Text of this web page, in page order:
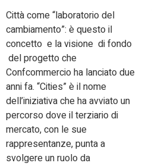
Città come “laboratorio del
cambiamento”: è questo il
concetto e la visione di fondo
del progetto che
Confcommercio ha lanciato due
anni fa. “Cities” è il nome
dell’iniziativa che ha avviato un
percorso dove il terziario di
mercato, con le sue
rappresentanze, punta a
svolgere un ruolo da